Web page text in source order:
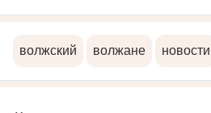
волжский волжане новости